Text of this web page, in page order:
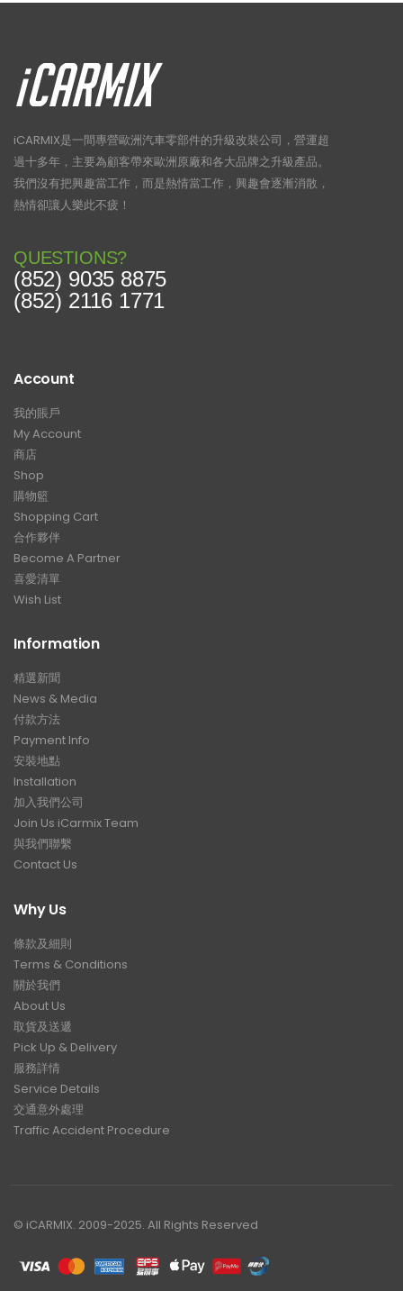
iCARMIX是一間專營歐洲汽車零部件的升級改裝公司，營運超
過十多年，主要為顧客帶來歐洲原廠和各大品牌之升級產品。
我們沒有把興趣當工作，而是熱情當工作，興趣會逐漸消散，
熱情卻讓人樂此不疲！
QUESTIONS?
(852) 9035 8875
(852) 2116 1771
Account
我的賬戶
My Account
商店
Shop
購物籃
Shopping Cart
合作夥伴
Become A Partner
喜愛清單
Wish List
Information
精選新聞
News & Media
付款方法
Payment Info
安裝地點
Installation
加入我們公司
Join Us iCarmix Team
與我們聯繫
Contact Us
Why Us
條款及細則
Terms & Conditions
關於我們
About Us
取貨及送遞
Pick Up & Delivery
服務詳情
Service Details
交通意外處理
Traffic Accident Procedure
© iCARMIX. 2009-2025. All Rights Reserved